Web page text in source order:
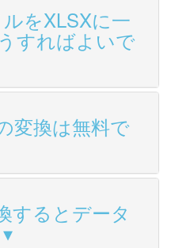
をXLSXに一
すればよいで
変換は無料で
するとデータ